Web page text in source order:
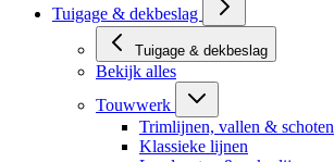
Tuigage & dekbeslag
Tuigage & dekbeslag
Bekijk alles
Touwwerk
Trimlijnen, vallen & schoten
Klassieke lijnen